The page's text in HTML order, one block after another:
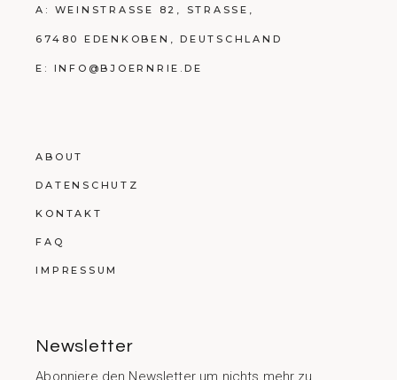
A: WEINSTRASSE 82, STRASSE,
67480 EDENKOBEN, DEUTSCHLAND
E: INFO@BJOERNRIE.DE
ABOUT
DATENSCHUTZ
KONTAKT
FAQ
IMPRESSUM
Newsletter
Abonniere den Newsletter um nichts mehr zu